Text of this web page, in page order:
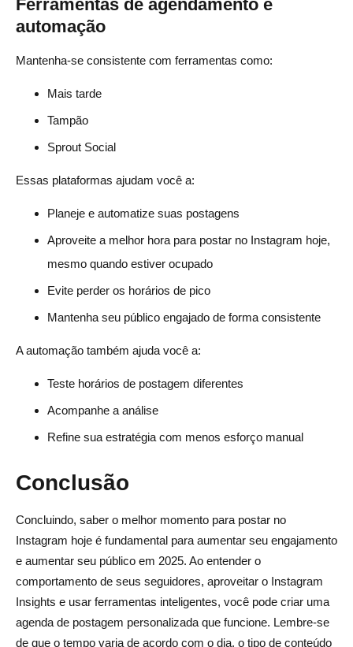
Ferramentas de agendamento e
automação
Mantenha-se consistente com ferramentas como:
Mais tarde
Tampão
Sprout Social
Essas plataformas ajudam você a:
Planeje e automatize suas postagens
Aproveite a melhor hora para postar no Instagram hoje,
mesmo quando estiver ocupado
Evite perder os horários de pico
Mantenha seu público engajado de forma consistente
A automação também ajuda você a:
Teste horários de postagem diferentes
Acompanhe a análise
Refine sua estratégia com menos esforço manual
Conclusão
Concluindo, saber o melhor momento para postar no
Instagram hoje é fundamental para aumentar seu engajamento
e aumentar seu público em 2025. Ao entender o
comportamento de seus seguidores, aproveitar o Instagram
Insights e usar ferramentas inteligentes, você pode criar uma
agenda de postagem personalizada que funcione. Lembre-se
de que o tempo varia de acordo com o dia, o tipo de conteúdo